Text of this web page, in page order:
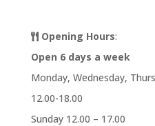
Opening Hours:
Open 6 days a week
Monday, Wednesday,
12.00-18.00
Sunday 12.00 – 17.00